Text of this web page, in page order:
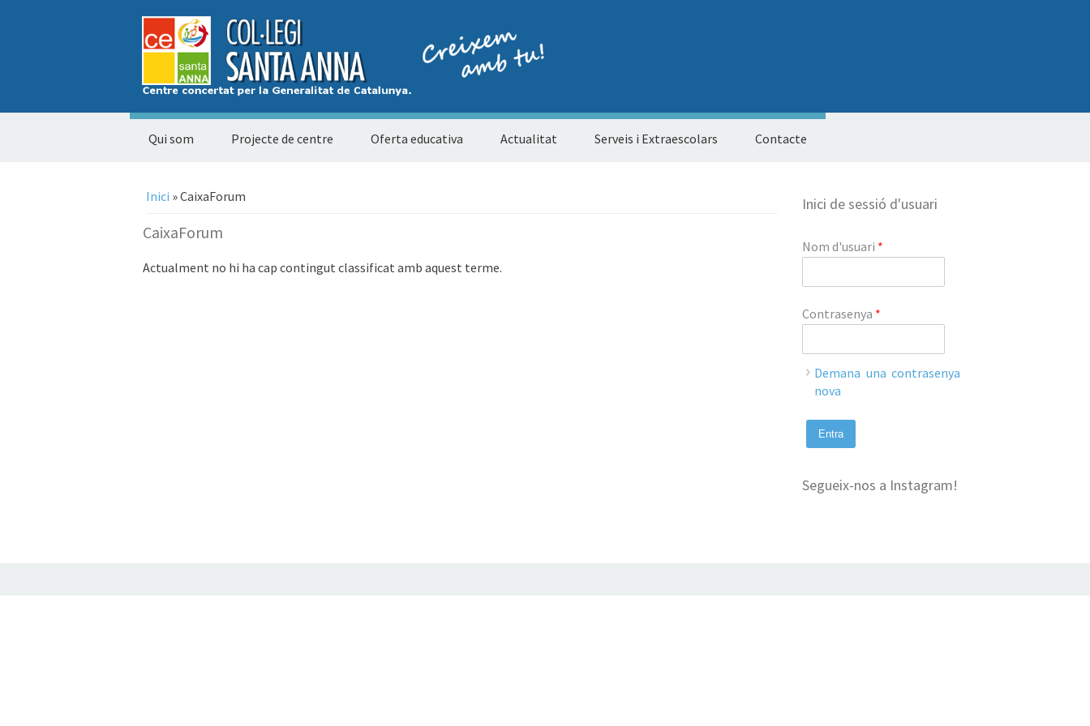
Qui som Projecte de centre Oferta educativa Actualitat Serveis i Extraescolars Contacte
Inici » CaixaForum
CaixaForum
Actualment no hi ha cap contingut classificat amb aquest terme.
Inici de sessió d'usuari
Nom d'usuari *
Contrasenya *
Demana una contrasenya
nova
Segueix-nos a Instagram!